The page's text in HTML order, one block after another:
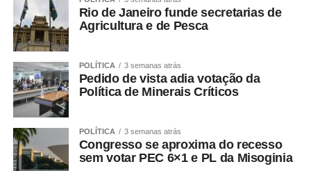
2. Todos os vídeos participantes serão publicados nos
stories da Prefeitura a partir das 0h de sexta-feira (12),
quando será aberta a votação.
3. A votação será encerrada às 16h de sexta-feira (12),
nos stories da Prefeitura.
4. O vídeo com o maior número de curtidas nos stories
será declarado vencedor.
5. O resultado será divulgado após o encerramento da
Rio de Janeiro funde secretarias de
Agricultura e de Pesca
POLÍTICA 3 semanas atrás
Pedido de vista adia votação da
Política de Minerais Críticos
POLÍTICA 3 semanas atrás
Congresso se aproxima do recesso
sem votar PEC 6×1 e PL da Misoginia